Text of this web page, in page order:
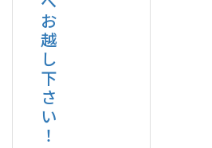
お
越
し
下
さ
い
！